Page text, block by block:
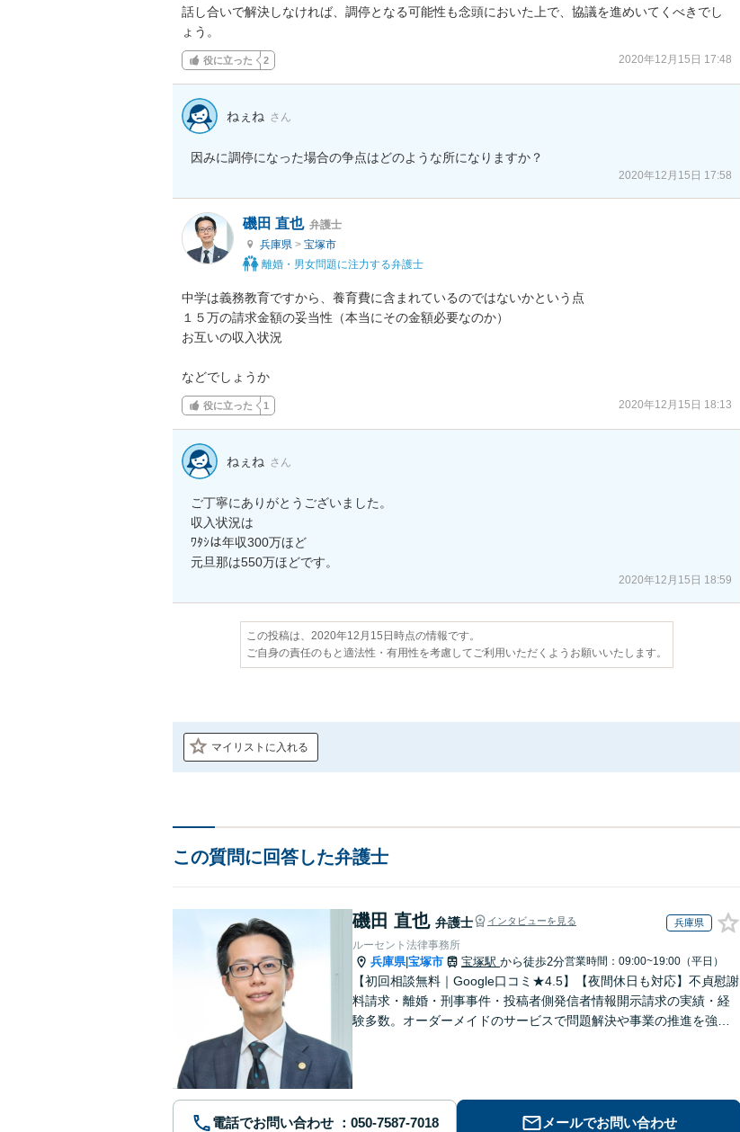
話し合いで解決しなければ、調停となる可能性も念頭においた上で、協議を進めいてくべきでし
ょう。
役に立った 2 2020年12月15日 17:48
ねぇね さん
因みに調停になった場合の争点はどのような所になりますか？
2020年12月15日 17:58
磯田 直也 弁護士
兵庫県 > 宝塚市
離婚・男女問題に注力する弁護士
中学は義務教育ですから、養育費に含まれているのではないかという点
１５万の請求金額の妥当性（本当にその金額必要なのか）
お互いの収入状況
などでしょうか
役に立った 1 2020年12月15日 18:13
ねぇね さん
ご丁寧にありがとうございました。
収入状況は
ﾜﾀｼは年収300万ほど
元旦那は550万ほどです。
2020年12月15日 18:59
この投稿は、2020年12月15日時点の情報です。
ご自身の責任のもと適法性・有用性を考慮してご利用いただくようお願いいたします。
マイリストに入れる
この質問に回答した弁護士
磯田 直也 弁護士 インタビューを見る 兵庫県
ルーセント法律事務所
兵庫県|宝塚市 宝塚駅 から徒歩2分営業時間：09:00~19:00（平日）
【初回相談無料｜Google口コミ★4.5】【夜間休日も対応】不貞慰謝
料請求・離婚・刑事事件・投稿者側発信者情報開示請求の実績・経
験多数。オーダーメイドのサービスで問題解決や事業の推進を強力
電話でお問い合わせ メールでお問い合わせ